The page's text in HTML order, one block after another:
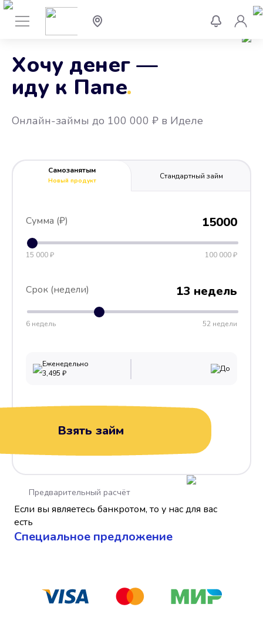
Хочу денег —
иду к Папе
.
Онлайн-займы до 100 000 ₽ в Иделе
Самозанятым
Новый продукт
Стандартный займ
Сумма (₽) 15000
15 000 ₽ 100 000 ₽
Срок (недели) 13 недель
6 недель 52 недели
Еженедельно
3,495 ₽ До
Взять займ
Если вы являетесь банкротом, то у нас для вас
есть
Cпециальное предложение
Предварительный расчёт